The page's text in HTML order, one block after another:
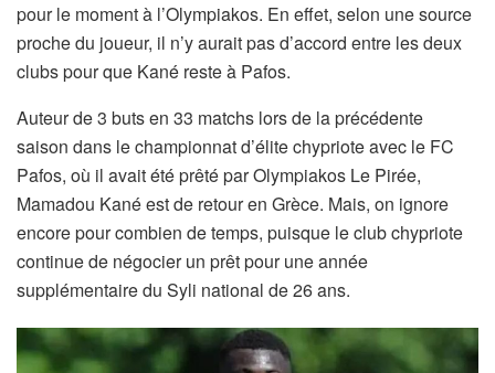
pour le moment à l’Olympiakos. En effet, selon une source
proche du joueur, il n’y aurait pas d’accord entre les deux
clubs pour que Kané reste à Pafos.
Auteur de 3 buts en 33 matchs lors de la précédente
saison dans le championnat d’élite chypriote avec le FC
Pafos, où il avait été prêté par Olympiakos Le Pirée,
Mamadou Kané est de retour en Grèce. Mais, on ignore
encore pour combien de temps, puisque le club chypriote
continue de négocier un prêt pour une année
supplémentaire du Syli national de 26 ans.